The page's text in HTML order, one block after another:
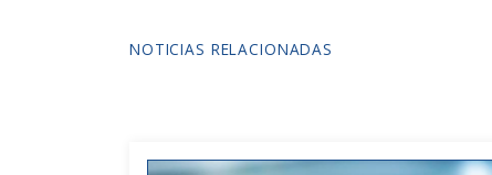
NOTICIAS RELACIONADAS